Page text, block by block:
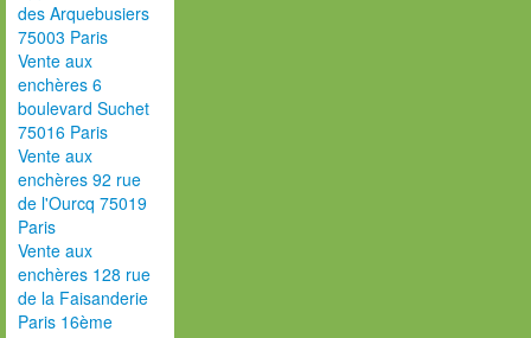
des Arquebusiers
75003 Paris
Vente aux
enchères 6
boulevard Suchet
75016 Paris
Vente aux
enchères 92 rue
de l'Ourcq 75019
Paris
Vente aux
enchères 128 rue
de la Faisanderie
Paris 16ème